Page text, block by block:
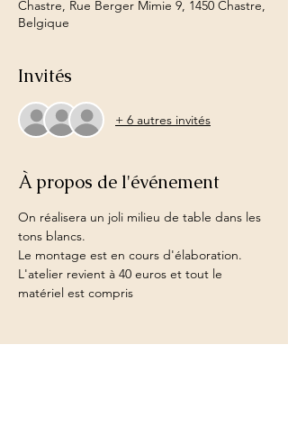
Chastre, Rue Berger Mimie 9, 1450 Chastre,
Belgique
Invités
+ 6 autres invités
À propos de l'événement
On réalisera un joli milieu de table dans les
tons blancs.
Le montage est en cours d'élaboration.
L'atelier revient à 40 euros et tout le
matériel est compris